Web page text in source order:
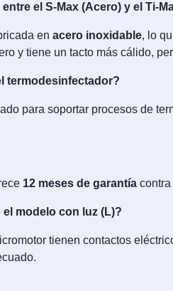
el S-Max (Acero) y el Ti-
en acero inoxidable, lo
y tiene un tacto más cálido,
termodesinfectador?
para soportar procesos de
12 meses de garantía
modelo con luz (L)?
tienen contactos